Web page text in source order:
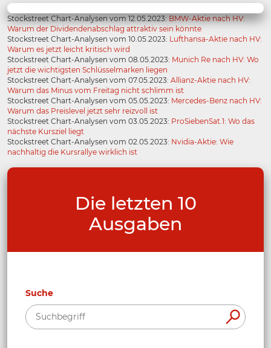
Stockstreet Chart-Analysen vom 12.05.2023:BMW-Aktie nach HV:
Warum der Dividendenabschlag attraktiv sein könnte
Stockstreet Chart-Analysen vom 10.05.2023: Lufthansa-Aktie nach HV:
Warum es jetzt leicht kritisch wird
Stockstreet Chart-Analysen vom 08.05.2023: Munich Re nach HV: Wo
jetzt die wichtigsten Schlüsselmarken liegen
Stockstreet Chart-Analysen vom 07.05.2023: Allianz-Aktie nach HV:
Warum das Minus vom Freitag nicht schlimm ist
Stockstreet Chart-Analysen vom 05.05.2023: Mercedes-Benz nach HV:
Warum das Preislevel jetzt sehr reizvoll ist
Stockstreet Chart-Analysen vom 03.05.2023: ProSiebenSat.1: Wo das
nächste Kursziel liegt
Stockstreet Chart-Analysen vom 02.05.2023: Nvidia-Aktie: Wie
nachhaltig die Kursrallye wirklich ist
Die letzten 10
Ausgaben
Suche